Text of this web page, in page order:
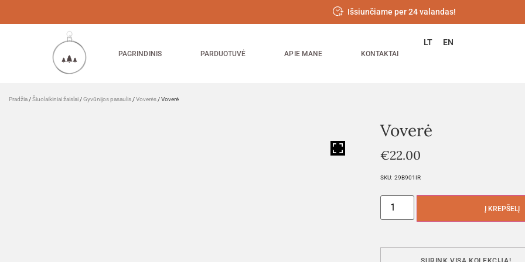
Išsiunčiame per 24 valandas!
PAGRINDINIS PARDUOTUVĖ APIE MANE KONTAKTAI
LT EN
Pradžia /Šiuolaikiniai žaislai /Gyvūnijos pasaulis /Voverės / Voverė
Voverė
€22.00
SKU: 29B901IR
Į KREPŠELĮ